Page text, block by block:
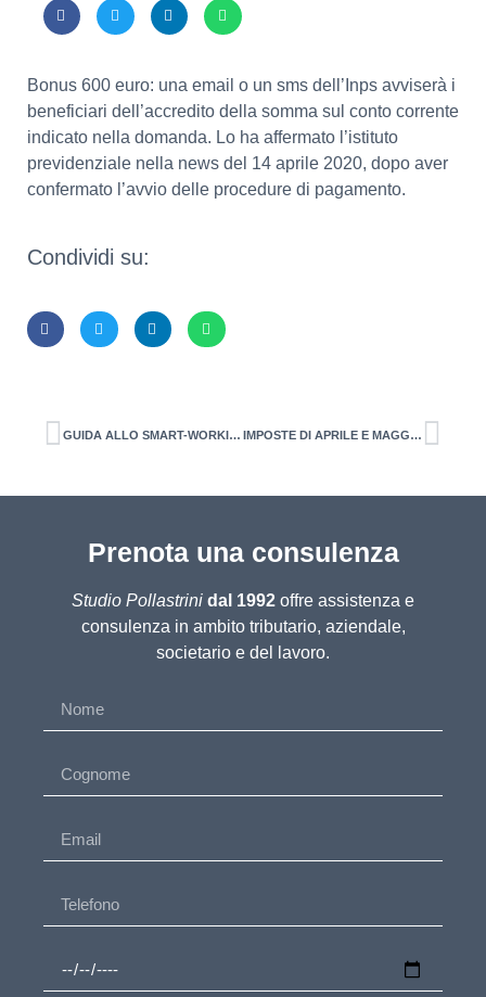
Bonus 600 euro: una email o un sms dell’Inps avviserà i
beneficiari dell’accredito della somma sul conto corrente
indicato nella domanda. Lo ha affermato l’istituto
previdenziale nella news del 14 aprile 2020, dopo aver
confermato l’avvio delle procedure di pagamento.
Condividi su:
GUIDA ALLO SMART-WORKING IMPOSTE DI APRILE E MAGGIO SOSPESE. In extremis, i chiarimenti dell’Agenzia delle Entrate
Prenota una consulenza
Studio Pollastrini dal 1992 offre assistenza e
consulenza in ambito tributario, aziendale,
societario e del lavoro.